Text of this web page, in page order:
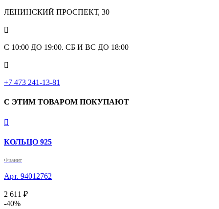
ЛЕНИНСКИЙ ПРОСПЕКТ, 30

С 10:00 ДО 19:00. СБ И ВС ДО 18:00

+7 473 241-13-81
С ЭТИМ ТОВАРОМ ПОКУПАЮТ

КОЛЬЦО 925
Фианит
Арт. 94012762
2 611 ₽
-40%